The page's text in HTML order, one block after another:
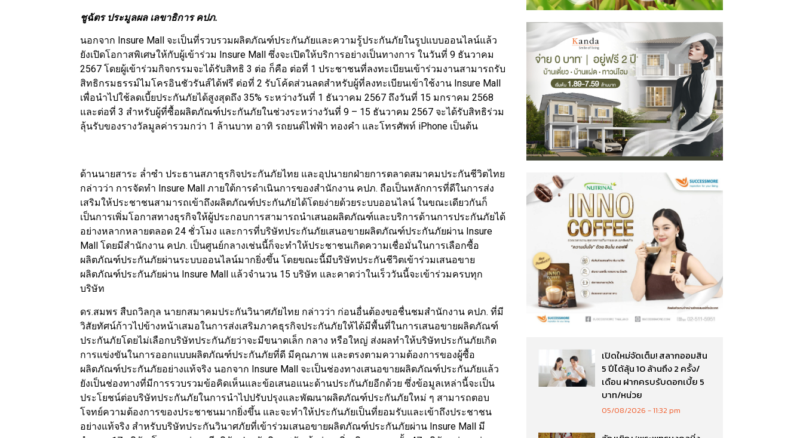
ชูฉัตร ประมูลผล เลขาธิการ คปภ.
นอกจาก Insure Mall จะเป็นที่รวบรวมผลิตภัณฑ์ประกันภัยและความรู้ประกันภัยในรูปแบบออนไลน์แล้ว
ยังเปิดโอกาสพิเศษให้กับผู้เข้าร่วม Insure Mall ซึ่งจะเปิดให้บริการอย่างเป็นทางการ ในวันที่ 9 ธันวาคม
2567 โดยผู้เข้าร่วมกิจกรรมจะได้รับสิทธิ 3 ต่อ ก็คือ ต่อที่ 1 ประชาชนที่ลงทะเบียนเข้าร่วมงานสามารถรับ
สิทธิกรมธรรม์ไมโครอินชัวรันส์ได้ฟรี ต่อที่ 2 รับโค้ดส่วนลดสำหรับผู้ที่ลงทะเบียนเข้าใช้งาน Insure Mall
เพื่อนำไปใช้ลดเบี้ยประกันภัยได้สูงสุดถึง 35% ระหว่างวันที่ 1 ธันวาคม 2567 ถึงวันที่ 15 มกราคม 2568
และต่อที่ 3 สำหรับผู้ที่ซื้อผลิตภัณฑ์ประกันภัยในช่วงระหว่างวันที่ 9 – 15 ธันวาคม 2567 จะได้รับสิทธิร่วม
ลุ้นรับของรางวัลมูลค่ารวมกว่า 1 ล้านบาท อาทิ รถยนต์ไฟฟ้า ทองคำ และโทรศัพท์ iPhone เป็นต้น
ด้านนายสาระ ล่ำซำ ประธานสภาธุรกิจประกันภัยไทย และอุปนายกฝ่ายการตลาดสมาคมประกันชีวิตไทย
กล่าวว่า การจัดทำ Insure Mall ภายใต้การดำเนินการของสำนักงาน คปภ. ถือเป็นหลักการที่ดีในการส่ง
เสริมให้ประชาชนสามารถเข้าถึงผลิตภัณฑ์ประกันภัยได้โดยง่ายด้วยระบบออนไลน์ ในขณะเดียวกันก็
เป็นการเพิ่มโอกาสทางธุรกิจให้ผู้ประกอบการสามารถนำเสนอผลิตภัณฑ์และบริการด้านการประกันภัยได้
อย่างหลากหลายตลอด 24 ชั่วโมง และการที่บริษัทประกันภัยเสนอขายผลิตภัณฑ์ประกันภัยผ่าน Insure
Mall โดยมีสำนักงาน คปภ. เป็นศูนย์กลางเช่นนี้ก็จะทำให้ประชาชนเกิดความเชื่อมั่นในการเลือกซื้อ
ผลิตภัณฑ์ประกันภัยผ่านระบบออนไลน์มากยิ่งขึ้น โดยขณะนี้มีบริษัทประกันชีวิตเข้าร่วมเสนอขาย
ผลิตภัณฑ์ประกันภัยผ่าน Insure Mall แล้วจำนวน 15 บริษัท และคาดว่าในเร็ววันนี้จะเข้าร่วมครบทุก
บริษัท
ดร.สมพร สืบถวิลกุล นายกสมาคมประกันวินาศภัยไทย กล่าวว่า ก่อนอื่นต้องขอชื่นชมสำนักงาน คปภ. ที่มี
วิสัยทัศน์ก้าวไปข้างหน้าเสมอในการส่งเสริมภาคธุรกิจประกันภัยให้ได้มีพื้นที่ในการเสนอขายผลิตภัณฑ์
ประกันภัยโดยไม่เลือกบริษัทประกันภัยว่าจะมีขนาดเล็ก กลาง หรือใหญ่ ส่งผลทำให้บริษัทประกันภัยเกิด
การแข่งขันในการออกแบบผลิตภัณฑ์ประกันภัยที่ดี มีคุณภาพ และตรงตามความต้องการของผู้ซื้อ
ผลิตภัณฑ์ประกันภัยอย่างแท้จริง นอกจาก Insure Mall จะเป็นช่องทางเสนอขายผลิตภัณฑ์ประกันภัยแล้ว
ยังเป็นช่องทางที่มีการรวบรวมข้อคิดเห็นและข้อเสนอแนะด้านประกันภัยอีกด้วย ซึ่งข้อมูลเหล่านี้จะเป็น
ประโยชน์ต่อบริษัทประกันภัยในการนำไปปรับปรุงและพัฒนาผลิตภัณฑ์ประกันภัยใหม่ ๆ สามารถตอบ
โจทย์ความต้องการของประชาชนมากยิ่งขึ้น และจะทำให้ประกันภัยเป็นที่ยอมรับและเข้าถึงประชาชน
อย่างแท้จริง สำหรับบริษัทประกันวินาศภัยที่เข้าร่วมเสนอขายผลิตภัณฑ์ประกันภัยผ่าน Insure Mall มี
เปิดใหม่จัดเต็ม! สลากออมสิน
5 ปีได้ลุ้น 10 ล้านถึง 2 ครั้ง/
เดือน ฝากครบรับดอกเบี้ย 5
บาท/หน่วย
05/08/2026 11:32 pm